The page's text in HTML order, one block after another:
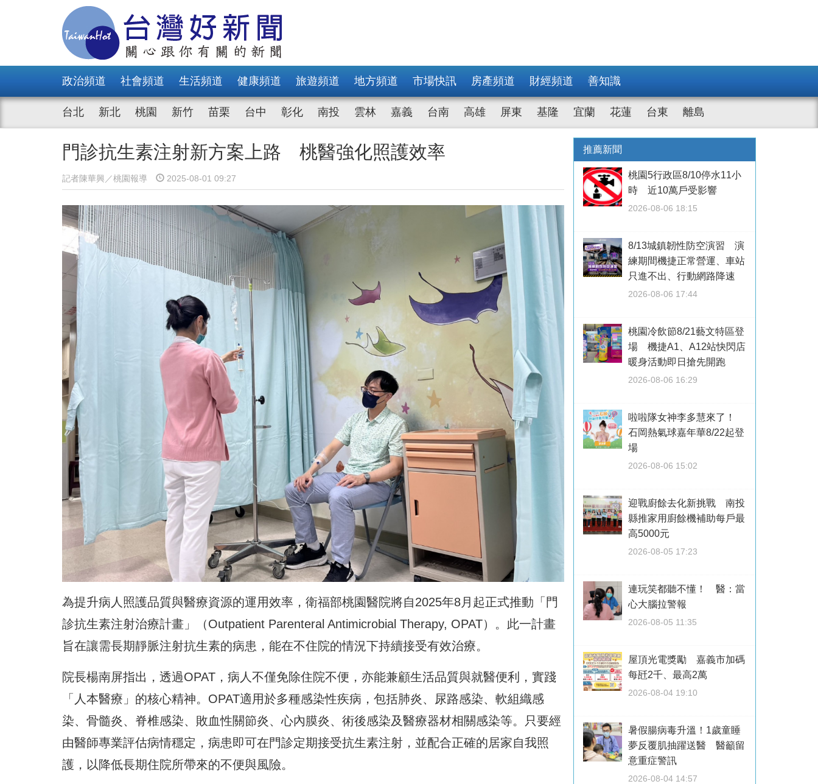
政治頻道 社會頻道 生活頻道 健康頻道 旅遊頻道 地方頻道 市場快訊 房產頻道 財經頻道 善知識
台北 新北 桃園 新竹 苗栗 台中 彰化 南投 雲林 嘉義 台南 高雄 屏東 基隆 宜蘭 花蓮 台東 離島
門診抗生素注射新方案上路 桃醫強化照護效率
記者陳華興／桃園報導 2025-08-01 09:27
為提升病人照護品質與醫療資源的運用效率，衛福部桃園醫院將自2025年8月起正式推動「門
診抗生素注射治療計畫」（Outpatient Parenteral Antimicrobial Therapy, OPAT）。此一計畫
旨在讓需長期靜脈注射抗生素的病患，能在不住院的情況下持續接受有效治療。
院長楊南屏指出，透過OPAT，病人不僅免除住院不便，亦能兼顧生活品質與就醫便利，實踐
「人本醫療」的核心精神。OPAT適用於多種感染性疾病，包括肺炎、尿路感染、軟組織感
染、骨髓炎、脊椎感染、敗血性關節炎、心內膜炎、術後感染及醫療器材相關感染等。只要經
由醫師專業評估病情穩定，病患即可在門診定期接受抗生素注射，並配合正確的居家自我照
護，以降低長期住院所帶來的不便與風險。
推薦新聞
桃園5行政區8/10停水11小
時 近10萬戶受影響
2026-08-06 18:15
8/13城鎮韌性防空演習 演
練期間機捷正常營運、車站
只進不出、行動網路降速
2026-08-06 17:44
桃園冷飲節8/21藝文特區登
場 機捷A1、A12站快閃店
暖身活動即日搶先開跑
2026-08-06 16:29
啦啦隊女神李多慧來了！
石岡熱氣球嘉年華8/22起登
場
2026-08-06 15:02
迎戰廚餘去化新挑戰 南投
縣推家用廚餘機補助每戶最
高5000元
2026-08-05 17:23
連玩笑都聽不懂！ 醫：當
心大腦拉警報
2026-08-05 11:35
屋頂光電獎勵 嘉義市加碼
每瓩2千、最高2萬
2026-08-04 19:10
暑假腸病毒升溫！1歲童睡
夢反覆肌抽躍送醫 醫籲留
意重症警訊
2026-08-04 14:57